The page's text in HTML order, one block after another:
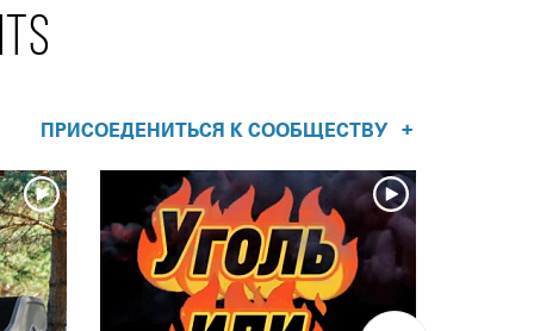
ПРИСОЕДЕНИТЬСЯ К СООБЩЕСТВУ +